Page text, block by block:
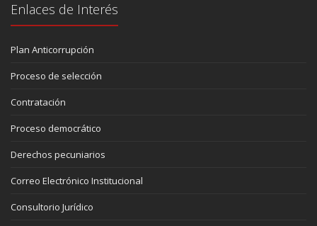
Enlaces de Interés
Plan Anticorrupción
Proceso de selección
Contratación
Proceso democrático
Derechos pecuniarios
Correo Electrónico Institucional
Consultorio Jurídico